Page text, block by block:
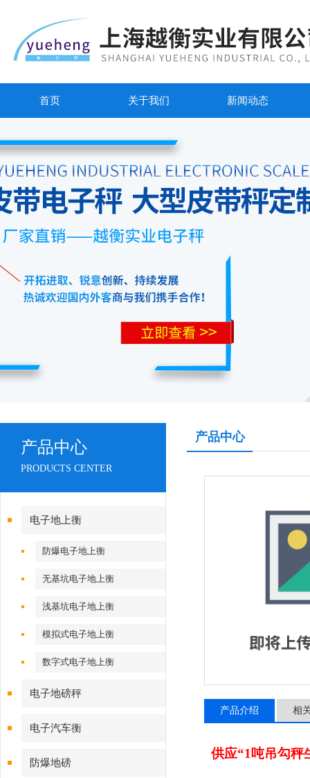
首页 关于我们 新闻动态
产品中心
PRODUCTS CENTER
电子地上衡
防爆电子地上衡
无基坑电子地上衡
浅基坑电子地上衡
模拟式电子地上衡
数字式电子地上衡
电子地磅秤
电子汽车衡
防爆地磅
产品中心
产品介绍 相
供应“1吨吊勾秤